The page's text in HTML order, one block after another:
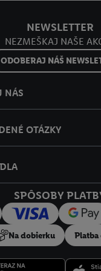
NEWSLETTER
NEZMEŠKAJ NAŠE
ODOBERAJ NÁŠ
NÁS
OTÁZKY
SPÔSOBY
Na dobierku Platba
v našich zásadách
tu.